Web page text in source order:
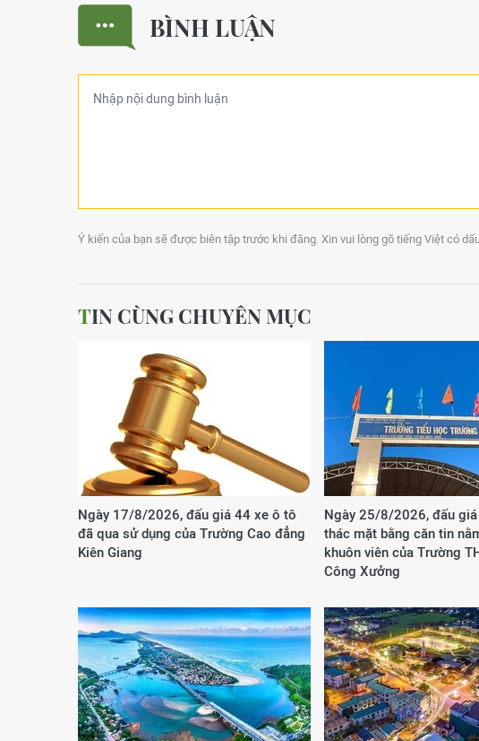
BÌNH LUẬN
Ý kiến của bạn sẽ được biên tập trước khi đăng. Xin vui lòng gõ tiếng Việt có
TIN CÙNG CHUYÊN MỤC
Ngày 17/8/2026, đấu giá 44 xe ô tô
đã qua sử dụng của Trường Cao đẳng
Kiên Giang
Ngày 25/8/2026, đấu giá
thác mặt bằng căn tin
khuôn viên của Trường
Công Xưởng